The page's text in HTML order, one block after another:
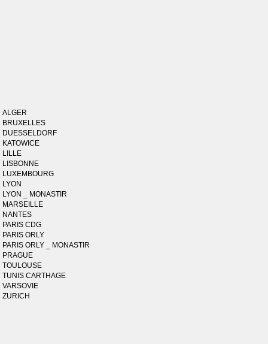
ALGER
BRUXELLES
DUESSELDORF
KATOWICE
LILLE
LISBONNE
LUXEMBOURG
LYON
LYON _ MONASTIR
MARSEILLE
NANTES
PARIS CDG
PARIS ORLY
PARIS ORLY _ MONASTIR
PRAGUE
TOULOUSE
TUNIS CARTHAGE
VARSOVIE
ZURICH